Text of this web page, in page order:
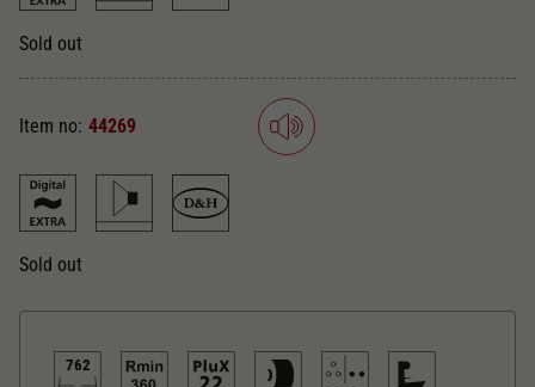
Sold out
Item no: 44269
Sold out
762
Zweck
Ihrer vorgenommen Einstellungen, falls der
Webseiten-Betreiber dies eingestellt hat.